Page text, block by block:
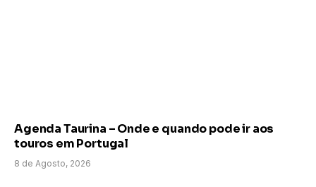
Agenda Taurina – Onde e quando pode ir aos
touros em Portugal
8 de Agosto, 2026